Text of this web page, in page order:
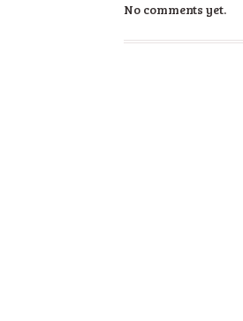
No comments yet.